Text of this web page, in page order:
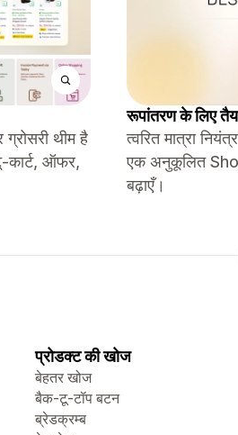
थीम है
ऑफर,
रूपांतरण के लिए
त्वरित मात्रा
एक अनुकूलित
बढ़ाएँ।
प्रोडक्ट की खोज
बेहतर खोज
बैक-टू-टॉप बटन
ब्रेडक्रम्ब